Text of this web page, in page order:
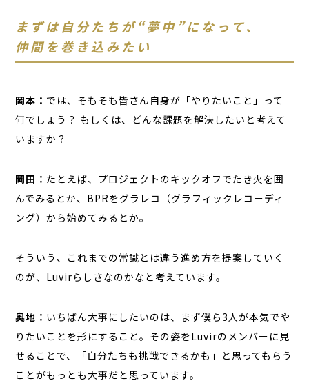
まずは自分たちが“夢中”になって、
仲間を巻き込みたい
岡本： では、そもそも皆さん自身が「やりたいこと」って
何でしょう？ もしくは、どんな課題を解決したいと考えて
いますか？
岡田： たとえば、プロジェクトのキックオフでたき火を囲
んでみるとか、BPRをグラレコ（グラフィックレコーディ
ング）から始めてみるとか。
そういう、これまでの常識とは違う進め方を提案していく
のが、Luvirらしさなのかなと考えています。
奥地： いちばん大事にしたいのは、まず僕ら3人が本気でや
りたいことを形にすること。その姿をLuvirのメンバーに見
せることで、「自分たちも挑戦できるかも」と思ってもらう
ことがもっとも大事だと思っています。